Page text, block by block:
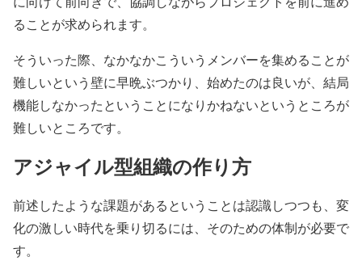
ることが求められます。
そういった際、なかなかこういうメンバーを集めることが
難しいという壁に早晩ぶつかり、始めたのは良いが、結局
機能しなかったということになりかねないというところが
難しいところです。
アジャイル型組織の作り方
前述したような課題があるということは認識しつつも、変
化の激しい時代を乗り切るには、そのための体制が必要で
す。